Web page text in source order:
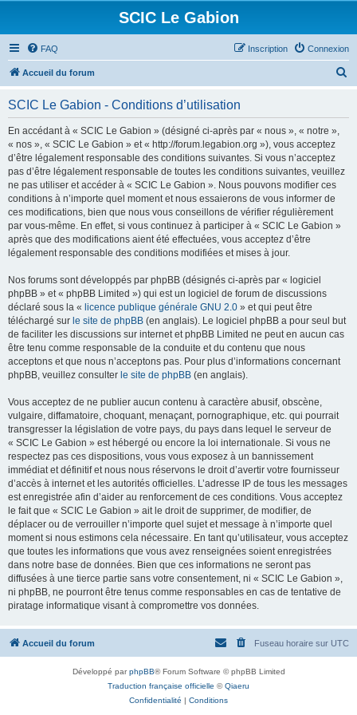
SCIC Le Gabion
FAQ Connexion
Inscription
Accueil du forum
SCIC Le Gabion - Conditions d’utilisation
En accédant à « SCIC Le Gabion » (désigné ci-après par « nous », « notre »,
« nos », « SCIC Le Gabion » et « http://forum.legabion.org »), vous acceptez
d’être légalement responsable des conditions suivantes. Si vous n’acceptez
pas d’être légalement responsable de toutes les conditions suivantes, veuillez
ne pas utiliser et accéder à « SCIC Le Gabion ». Nous pouvons modifier ces
conditions à n’importe quel moment et nous essaierons de vous informer de
ces modifications, bien que nous vous conseillons de vérifier régulièrement
par vous-même. En effet, si vous continuez à participer à « SCIC Le Gabion »
après que des modifications aient été effectuées, vous acceptez d’être
légalement responsable des conditions modifiées et mises à jour.
Nos forums sont développés par phpBB (désignés ci-après par « logiciel
phpBB » et « phpBB Limited ») qui est un logiciel de forum de discussions
déclaré sous la « licence publique générale GNU 2.0 » et qui peut être
téléchargé sur le site de phpBB (en anglais). Le logiciel phpBB a pour seul but
de faciliter les discussions sur internet et phpBB Limited ne peut en aucun cas
être tenu comme responsable de la conduite et du contenu que nous
acceptons et que nous n’acceptons pas. Pour plus d’informations concernant
phpBB, veuillez consulter le site de phpBB (en anglais).
Vous acceptez de ne publier aucun contenu à caractère abusif, obscène,
vulgaire, diffamatoire, choquant, menaçant, pornographique, etc. qui pourrait
transgresser la législation de votre pays, du pays dans lequel le serveur de
« SCIC Le Gabion » est hébergé ou encore la loi internationale. Si vous ne
respectez pas ces dispositions, vous vous exposez à un bannissement
immédiat et définitif et nous nous réservons le droit d’avertir votre fournisseur
d’accès à internet et les autorités officielles. L’adresse IP de tous les messages
est enregistrée afin d’aider au renforcement de ces conditions. Vous acceptez
le fait que « SCIC Le Gabion » ait le droit de supprimer, de modifier, de
déplacer ou de verrouiller n’importe quel sujet et message à n’importe quel
moment si nous estimons cela nécessaire. En tant qu’utilisateur, vous acceptez
que toutes les informations que vous avez renseignées soient enregistrées
dans notre base de données. Bien que ces informations ne seront pas
diffusées à une tierce partie sans votre consentement, ni « SCIC Le Gabion »,
ni phpBB, ne pourront être tenus comme responsables en cas de tentative de
piratage informatique visant à compromettre vos données.
Accueil du forum Fuseau horaire sur UTC
Développé parphpBB® Forum Software © phpBB Limited
Traduction française officielle ©Qiaeru
Confidentialité | Conditions